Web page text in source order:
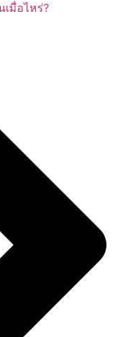
มื่อไหร่?